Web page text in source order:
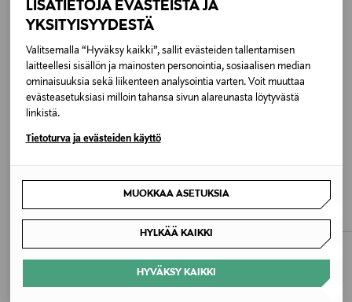
LISÄTIETOJA EVÄSTEISTÄ JA
YKSITYISYYDESTÄ
Valitsemalla “Hyväksy kaikki”, sallit evästeiden tallentamisen
laitteellesi sisällön ja mainosten personointia, sosiaalisen median
ominaisuuksia sekä liikenteen analysointia varten. Voit muuttaa
evästeasetuksiasi milloin tahansa sivun alareunasta löytyvästä
linkistä.
Tietoturva ja evästeiden käyttö
MUOKKAA ASETUKSIA
HYLKÄÄ KAIKKI
HYVÄKSY KAIKKI
59 cm
Väri
METAL
Koko
59 cm
Valmistusmaa
Kiina
Valmistajan tuotenumero
Original Price
5,90 €
Original Price
2,90 €